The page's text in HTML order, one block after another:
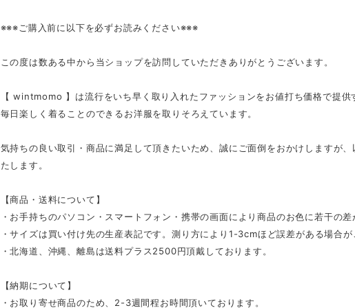
※※※ご購入前に以下を必ずお読みください※※※
この度は数ある中から当ショップを訪問していただきありがとうございます。
【 wintmomo 】は流行をいち早く取り入れたファッションをお値打ち価格で提供
毎日楽しく着ることのできるお洋服を取りそろえています。
気持ちの良い取引・商品に満足して頂きたいため、誠にご面倒をおかけしますが
たします。
【商品・送料について】
・お手持ちのパソコン・スマートフォン・携帯の画面により商品のお色に若干の
・サイズは買い付け先の生産表記です。測り方により1-3cmほど誤差がある場合
・北海道、沖縄、離島は送料プラス2500円頂戴しております。
【納期について】
・お取り寄せ商品のため、2-3週間程お時間頂いております。